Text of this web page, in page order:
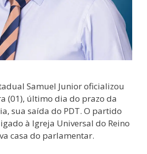
Samuel Junior oficializou
(01), último dia do prazo da
sua saída do PDT. O partido
à Igreja Universal do Reino
casa do parlamentar.